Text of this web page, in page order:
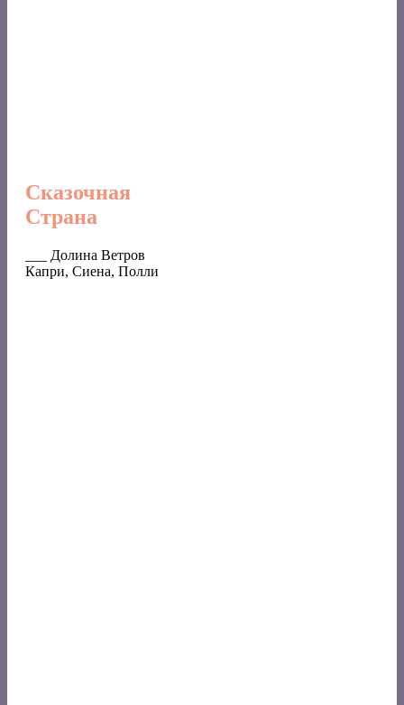
Сказочная
Страна
___ Долина Ветров
Капри, Сиена, Полли